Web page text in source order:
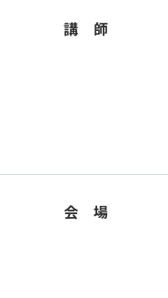
講 師
会 場